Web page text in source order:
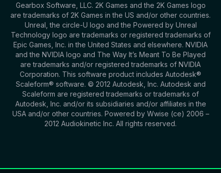
Gearbox Software, LLC. 2K Games and the 2K Games logo
are trademarks of 2K Games in the US and/or other countries.
Unreal, the circle-U logo and the Powered by Unreal
Technology logo are trademarks or registered trademarks of
Epic Games, Inc. in the United States and elsewhere. NVIDIA
and the NVIDIA logo and The Way It’s Meant To Be Played
are trademarks and/or registered trademarks of NVIDIA
Corporation. This software product includes Autodesk®
Scaleform® software. © 2012 Autodesk, Inc. Autodesk and
Scaleform are registered trademarks or trademarks of
Autodesk, Inc. and/or its subsidiaries and/or affiliates in the
USA and/or other countries. Powered by Wwise (ce) 2006 –
2012 Audiokinetic Inc. All rights reserved.